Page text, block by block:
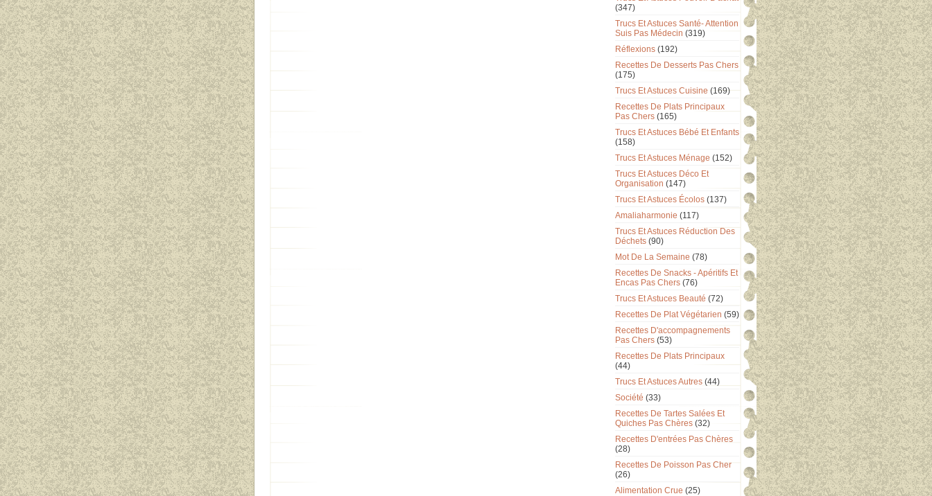
(347)
Trucs Et Astuces Santé- Attention
Suis Pas Médecin (319)
Réflexions (192)
Recettes De Desserts Pas Chers
(175)
Trucs Et Astuces Cuisine (169)
Recettes De Plats Principaux
Pas Chers (165)
Trucs Et Astuces Bébé Et Enfants
(158)
Trucs Et Astuces Ménage (152)
Trucs Et Astuces Déco Et
Organisation (147)
Trucs Et Astuces Écolos (137)
Amaliaharmonie (117)
Trucs Et Astuces Réduction Des
Déchets (90)
Mot De La Semaine (78)
Recettes De Snacks - Apéritifs Et
Encas Pas Chers (76)
Trucs Et Astuces Beauté (72)
Recettes De Plat Végétarien (59)
Recettes D'accompagnements
Pas Chers (53)
Recettes De Plats Principaux
(44)
Trucs Et Astuces Autres (44)
Société (33)
Recettes De Tartes Salées Et
Quiches Pas Chères (32)
Recettes D'entrées Pas Chères
(28)
Recettes De Poisson Pas Cher
(26)
Alimentation Crue (25)